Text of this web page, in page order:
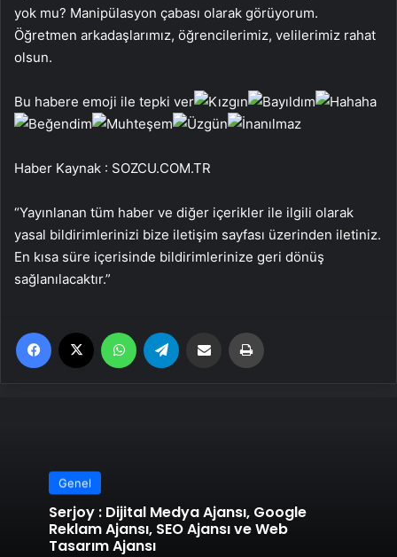
yok mu? Manipülasyon çabası olarak görüyorum.
Öğretmen arkadaşlarımız, öğrencilerimiz, velilerimiz rahat
olsun.
Bu habere emoji ile tepki ver
Haber Kaynak : SOZCU.COM.TR
“Yayınlanan tüm haber ve diğer içerikler ile ilgili olarak
yasal bildirimlerinizi bize iletişim sayfası üzerinden iletiniz.
En kısa süre içerisinde bildirimlerinize geri dönüş
sağlanılacaktır.”
Facebook WhatsApp Email'den paylaş
Genel
Serjoy : Dijital Medya Ajansı, Google
Reklam Ajansı, SEO Ajansı ve Web
Tasarım Ajansı